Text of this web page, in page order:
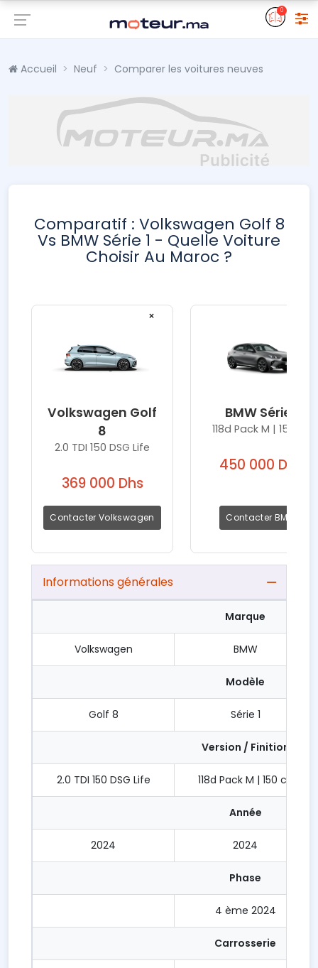
0
Accueil Neuf Comparer les voitures neuves
Comparatif : Volkswagen Golf 8
Vs BMW Série 1 - Quelle Voiture
Choisir Au Maroc ?
×
Volkswagen Golf
8
2.0 TDI 150 DSG Life
369 000 Dhs
Contacter Volkswagen
BMW Série 1
118d Pack M | 150 ch
450 000 Dhs
Contacter BMW
Informations générales
Marque
Volkswagen BMW
Modèle
Golf 8 Série 1
Version / Finition
2.0 TDI 150 DSG Life 118d Pack M | 150 ch
Année
2024 2024
Phase
4 ème 2024
Carrosserie